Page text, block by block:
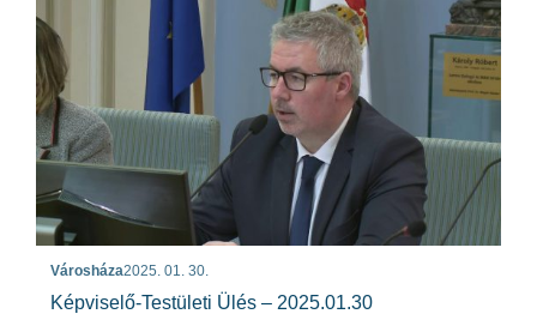
Városháza2025. 01. 30.
Képviselő-Testületi Ülés – 2025.01.30